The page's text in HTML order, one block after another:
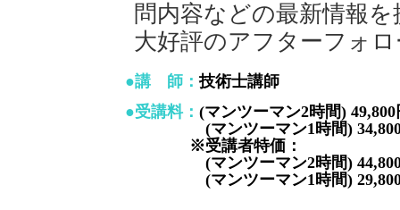
問内容などの最新情報
大好評のアフターフォ
●講 師：技術士講師
●受講料： (マンツーマン2時間)
(マンツーマン1時間) 34,800
※受講者特価：
(マンツーマン2時間) 44,800
(マンツーマン1時間) 29,800